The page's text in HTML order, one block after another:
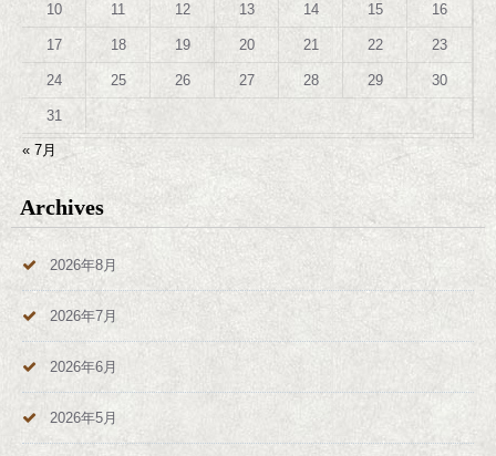
10 11 12 13 14 15 16
17 18 19 20 21 22 23
24 25 26 27 28 29 30
31
« 7月
Archives
2026年8月
2026年7月
2026年6月
2026年5月